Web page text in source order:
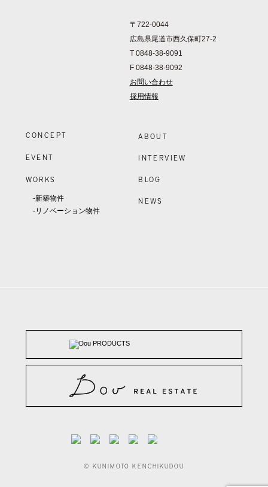
〒722-0044
広島県尾道市西久保町27-2
T 0848-38-9091
F 0848-38-9092
お問い合わせ
採用情報
CONCEPT
EVENT
WORKS
-新築物件
-リノベーション物件
ABOUT
INTERVIEW
BLOG
NEWS
© KUNIMOTO KENCHIKUDOU